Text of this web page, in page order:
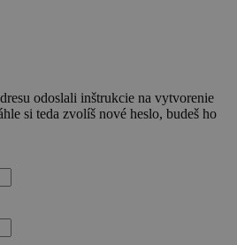
odoslali inštrukcie na vytvorenie
si teda zvolíš nové heslo, budeš ho